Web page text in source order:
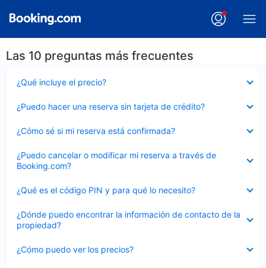
Las 10 preguntas más frecuentes
¿Qué incluye el precio?
cerrado
¿Puedo hacer una reserva sin tarjeta de crédito?
cerrado
¿Cómo sé si mi reserva está confirmada?
cerrado
¿Puedo cancelar o modificar mi reserva a través de
Booking.com?
cerrado
¿Qué es el código PIN y para qué lo necesito?
cerrado
¿Dónde puedo encontrar la información de contacto de la
propiedad?
cerrado
¿Cómo puedo ver los precios?
cerrado